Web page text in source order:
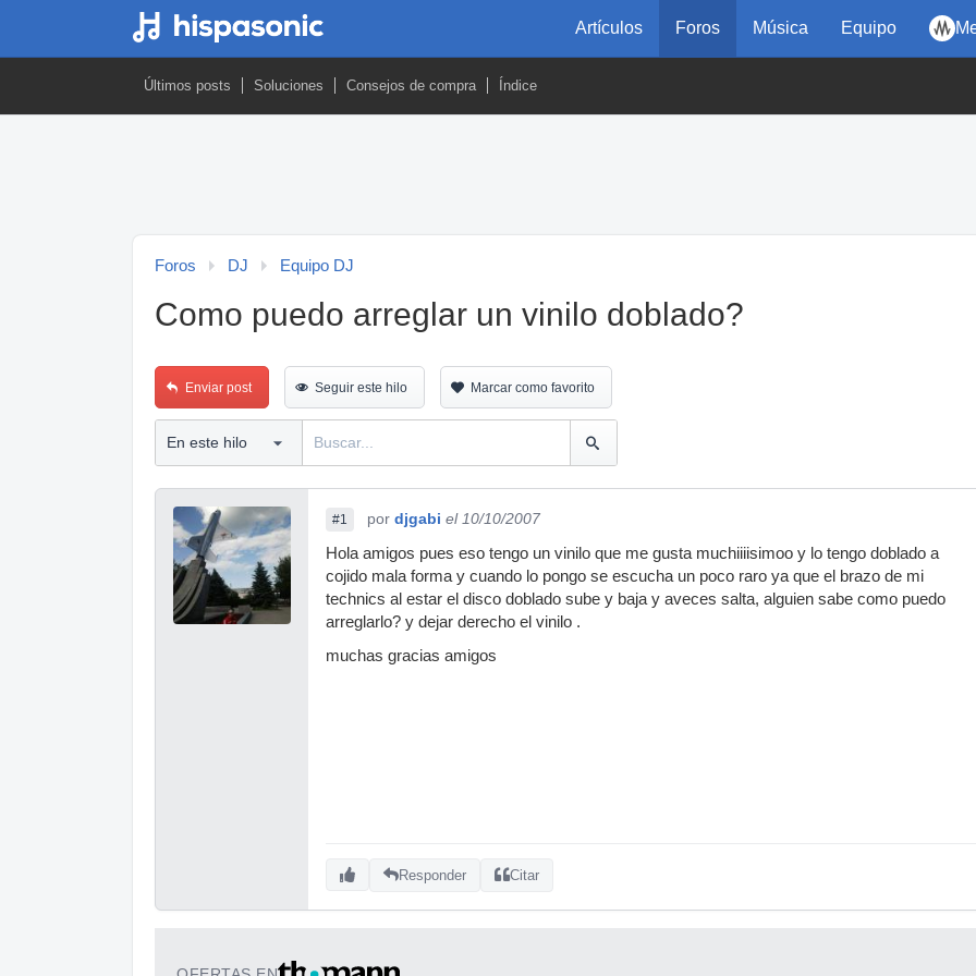
Artículos Foros Música Equipo
Últimos posts Soluciones Consejos de compra Índice
Foros DJ Equipo DJ
Como puedo arreglar un vinilo doblado?
Enviar post Seguir este hilo Marcar como favorito
#1 por djgabi el 10/10/2007
Hola amigos pues eso tengo un vinilo que me gusta muchiiiisimoo y lo tengo doblado a
cojido mala forma y cuando lo pongo se escucha un poco raro ya que el brazo de mi
technics al estar el disco doblado sube y baja y aveces salta, alguien sabe como puedo
arreglarlo? y dejar derecho el vinilo .
muchas gracias amigos
Responder Citar